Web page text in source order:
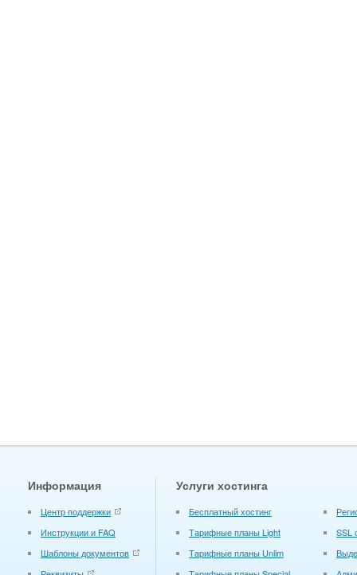
Информация
Центр поддержки
Инструкции и FAQ
Шаблоны документов
Услуги хостинга
Бесплатный хостинг
Тарифные планы Light
SSL
Тарифные планы Unlim